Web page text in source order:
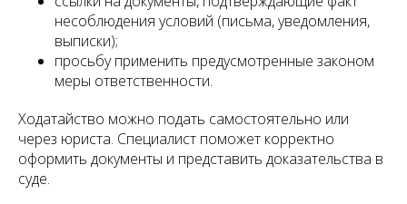
несоблюдения условий (письма, уведомления,
выписки);
просьбу применить предусмотренные законом
меры ответственности.
Ходатайство можно подать самостоятельно или
через юриста. Специалист поможет корректно
оформить документы и представить доказательства в
суде.